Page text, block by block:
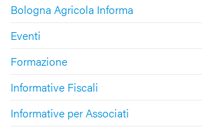
Bologna Agricola Informa
Eventi
Formazione
Informative Fiscali
Informative per Associati